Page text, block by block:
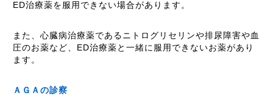
ED治療薬を服用できない場合があります。
また、心臓病治療薬であるニトログリセリンや排尿障害や血
圧のお薬など、ED治療薬と一緒に服用できないお薬があり
ます。
ＡＧＡの診察